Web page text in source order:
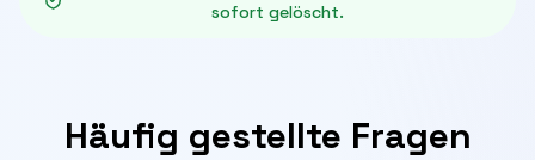
sofort gelöscht.
Häufig gestellte Fragen